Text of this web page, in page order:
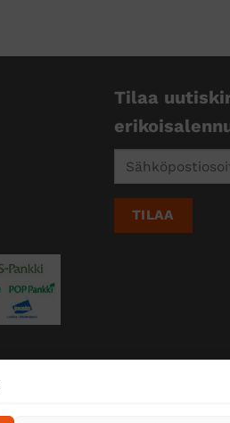
Tilaa